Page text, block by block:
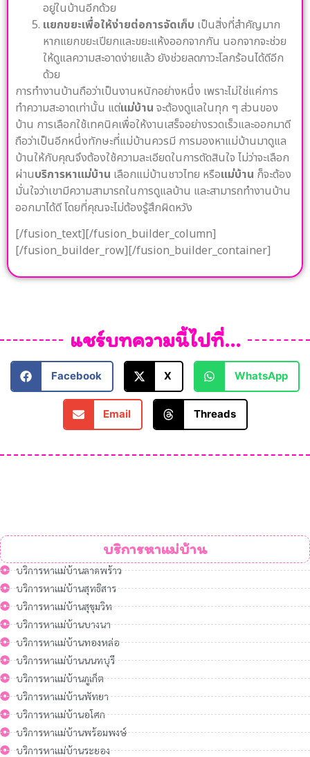
อยู่ในบ้านอีกด้วย
แยกขยะเพื่อให้ง่ายต่อการจัดเก็บ เป็นสิ่งที่สำคัญมาก
หากแยกขยะเปียกและขยะแห้งออกจากกัน นอกจากจะช่วย
ให้ดูแลความสะอาดง่ายแล้ว ยังช่วยลดภาวะโลกร้อนได้ดีอีก
ด้วย
การทำงานบ้านถือว่าเป็นงานหนักอย่างหนึ่ง เพราะไม่ใช่แค่การ
ทำความสะอาดเท่านั้น แต่แม่บ้าน จะต้องดูแลในทุก ๆ ส่วนของ
บ้าน การเลือกใช้เทคนิคเพื่อให้งานเสร็จอย่างรวดเร็วและออกมาดี
ถือว่าเป็นอีกหนึ่งทักษะที่แม่บ้านควรมี การมองหาแม่บ้านมาดูแล
บ้านให้กับคุณจึงต้องใช้ความละเอียดในการตัดสินใจ ไม่ว่าจะเลือก
ผ่านบริการหาแม่บ้าน เลือกแม่บ้านชาวไทย หรือแม่บ้าน ก็จะต้อง
มั่นใจว่าเขามีความสามารถในการดูแลบ้าน และสามารถทำงานบ้าน
ออกมาได้ดี โดยที่คุณจะไม่ต้องรู้สึกผิดหวัง
[/fusion_text][/fusion_builder_column]
[/fusion_builder_row][/fusion_builder_container]
แชร์บทความนี้ไปที่...
Facebook X WhatsApp
Email Threads
บริการหาแม่บ้าน
บริการหาแม่บ้านลาดพร้าว
บริการหาแม่บ้านสุทธิสาร
บริการหาแม่บ้านสุขุมวิท
บริการหาแม่บ้านบางนา
บริการหาแม่บ้านทองหล่อ
บริการหาแม่บ้านนนทบุรี
บริการหาแม่บ้านภูเก็ต
บริการหาแม่บ้านพัทยา
บริการหาแม่บ้านอโศก
บริการหาแม่บ้านพร้อมพงษ์
บริการหาแม่บ้านระยอง